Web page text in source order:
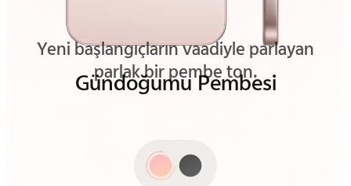
Gizemli Siyah
Güzelliği en sessiz ayrıntılarında ortaya
çıkaran derin ve rafine bir siyah.